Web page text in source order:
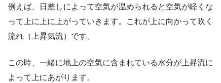
例えば、日差しによって空気が温められると空気が軽くな
って上に上に上がっていきます。これが上に向かって吹く
流れ（上昇気流）です。
この時、一緒に地上の空気に含まれている水分が上昇流に
よって上にあがります。